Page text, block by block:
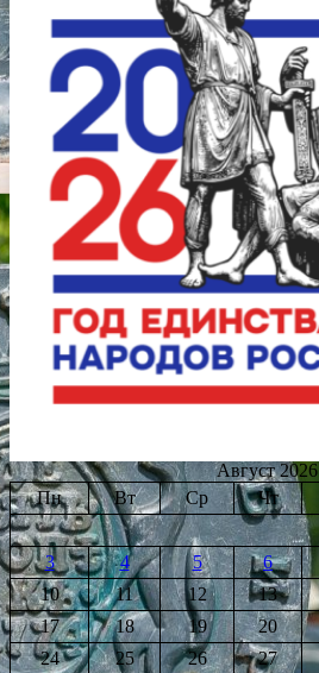
Август 2026
Пн
Вт Ср Чт
3
4 5 6
10
11 12 13
17
18 19 20
24
25 26 27